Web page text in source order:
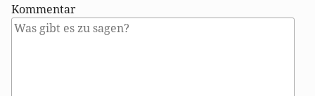
Kommentar